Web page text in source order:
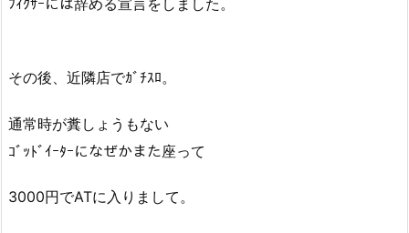
その後、近隣店でｶﾞﾁｽﾛ。
通常時が糞しょうもない
ｺﾞｯﾄﾞｲｰﾀｰになぜかまた座って
3000円でATに入りまして。